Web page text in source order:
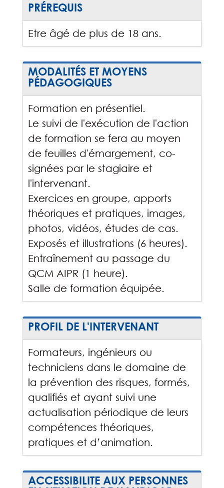
PRÉREQUIS
Etre âgé de plus de 18 ans.
MODALITÉS ET MOYENS
PÉDAGOGIQUES
Formation en présentiel.
Le suivi de l'exécution de l'action
de formation se fera au moyen
de feuilles d'émargement, co-
signées par le stagiaire et
l'intervenant.
Exercices en groupe, apports
théoriques et pratiques, images,
photos, vidéos, études de cas.
Exposés et illustrations (6 heures).
Entraînement au passage du
QCM AIPR (1 heure).
Salle de formation équipée.
PROFIL DE L'INTERVENANT
Formateurs, ingénieurs ou
techniciens dans le domaine de
la prévention des risques, formés,
qualifiés et ayant suivi une
actualisation périodique de leurs
compétences théoriques,
pratiques et d’animation.
ACCESSIBILITE AUX PERSONNES